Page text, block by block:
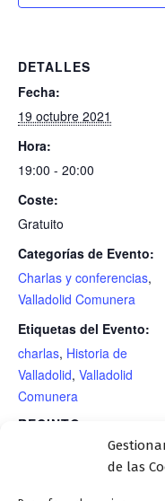
de las
DETALLES
Fecha:
19 octubre 2021
Hora:
19:00 - 20:00
Coste:
Gratuito
Categorías de Evento:
Charlas y conferencias,
Valladolid Comunera
Etiquetas del Evento:
charlas, Historia de
Valladolid, Valladolid
Comunera
RECINTO
Centro Cívico «Canal de